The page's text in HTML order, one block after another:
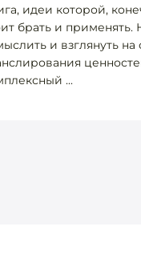
идеи которой,
брать и применять.
и взглянуть на
...